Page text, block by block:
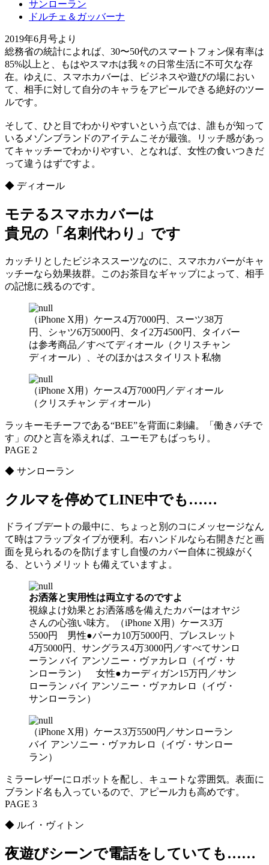
サンローラン
ドルチェ＆ガッバーナ
2019年6月号より
総務省の統計によれば、30〜50代のスマートフォン保有率は
85%以上と、もはやスマホは我々の日常生活に不可欠な存
在。ゆえに、スマホカバーは、ビジネスや遊びの場におい
て、相手に対して自分のキャラをアピールできる絶好のツー
ルです。
そして、ひと目でわかりやすいという点では、誰もが知って
いるメゾンブランドのアイテムこそが最強。リッチ感があっ
てキャッチーでわかりやすい、となれば、女性の食いつきだ
って違うはずですよ。
◆ ディオール
モテるスマホカバーは
貴兄の「名刺代わり」です
カッチリとしたビジネススーツなのに、スマホカバーがキャ
ッチーなら効果抜群。このお茶目なギャップによって、相手
の記憶に残るのです。
（iPhone X用）ケース4万7000円、スーツ38万
円、シャツ6万5000円、タイ2万4500円、タイバー
は参考商品／すべてディオール（クリスチャン
ディオール）、そのほかはスタイリスト私物
（iPhone X用）ケース4万7000円／ディオール
（クリスチャン ディオール）
ラッキーモチーフである“BEE”を背面に刺繍。「働きバチで
す」のひと言を添えれば、ユーモアもばっちり。
PAGE 2
◆ サンローラン
クルマを停めてLINE中でも……
ドライブデートの最中に、ちょっと別のコにメッセージなん
て時はフラップタイプが便利。右ハンドルなら右開きだと画
面を見られるのを防げますし自慢のカバー自体に視線がく
る、というメリットも備えていますよ。
お洒落と実用性は両立するのですよ
視線よけ効果とお洒落感を備えたカバーはオヤジ
さんの心強い味方。（iPhone X用）ケース3万
5500円 男性●パーカ10万5000円、ブレスレット
4万5000円、サングラス4万3000円／すべてサンロ
ーラン バイ アンソニー・ヴァカレロ（イヴ・サ
ンローラン） 女性●カーディガン15万円／サン
ローラン バイ アンソニー・ヴァカレロ（イヴ・
サンローラン）
（iPhone X用）ケース3万5500円／サンローラン
バイ アンソニー・ヴァカレロ（イヴ・サンロー
ラン）
ミラーレザーにロボットを配し、キュートな雰囲気。表面に
ブランド名も入っているので、アピール力も高めです。
PAGE 3
◆ ルイ・ヴィトン
夜遊びシーンで電話をしていても……